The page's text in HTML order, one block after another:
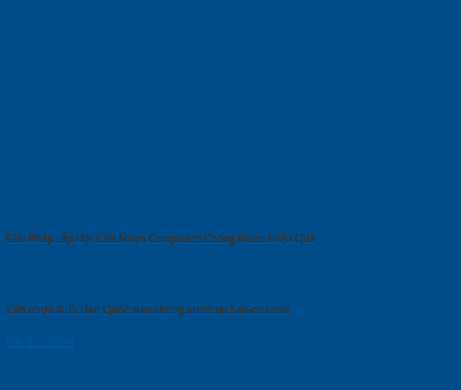
Giải Pháp Lắp Đặt Cửa Nhựa Composite Chống Nước Hiệu Quả
Cửa nhựa ABS Hàn Quốc siêu chống nước tại SaiGonDoor
09/12/2024